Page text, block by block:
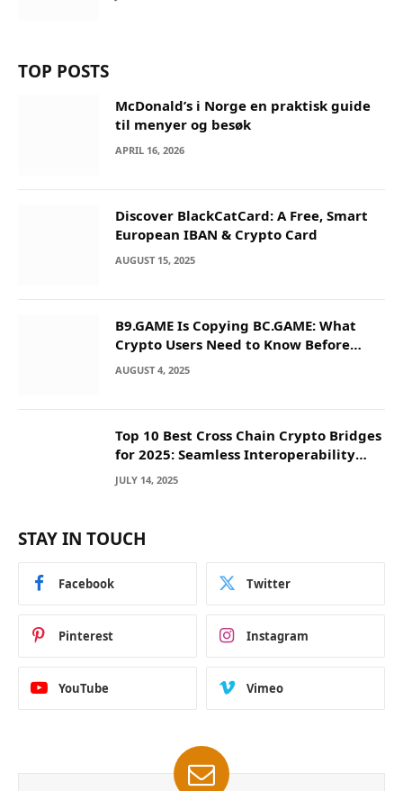
TOP POSTS
McDonald’s i Norge en praktisk guide
til menyer og besøk
APRIL 16, 2026
Discover BlackCatCard: A Free, Smart
European IBAN & Crypto Card
AUGUST 15, 2025
B9.GAME Is Copying BC.GAME: What
Crypto Users Need to Know Before
They Deposit
AUGUST 4, 2025
Top 10 Best Cross Chain Crypto Bridges
for 2025: Seamless Interoperability
Across Blockchain Networks
JULY 14, 2025
STAY IN TOUCH
Facebook Twitter
Pinterest Instagram
YouTube Vimeo